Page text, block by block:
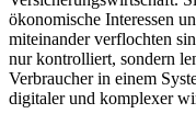
ökonomische Interessen
miteinander verflochten
nur kontrolliert, sondern
Verbraucher in einem
digitaler und komplexer